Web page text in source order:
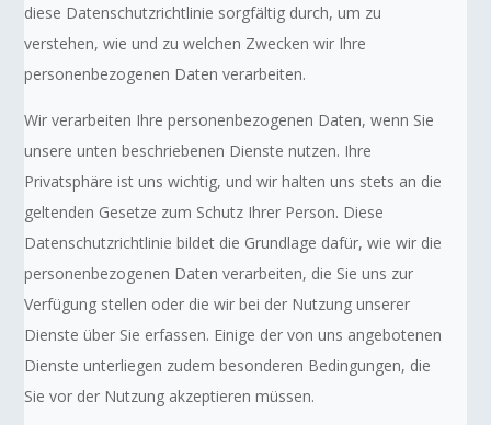
diese Datenschutzrichtlinie sorgfältig durch, um zu
verstehen, wie und zu welchen Zwecken wir Ihre
personenbezogenen Daten verarbeiten.
Wir verarbeiten Ihre personenbezogenen Daten, wenn Sie
unsere unten beschriebenen Dienste nutzen. Ihre
Privatsphäre ist uns wichtig, und wir halten uns stets an die
geltenden Gesetze zum Schutz Ihrer Person. Diese
Datenschutzrichtlinie bildet die Grundlage dafür, wie wir die
personenbezogenen Daten verarbeiten, die Sie uns zur
Verfügung stellen oder die wir bei der Nutzung unserer
Dienste über Sie erfassen. Einige der von uns angebotenen
Dienste unterliegen zudem besonderen Bedingungen, die
Sie vor der Nutzung akzeptieren müssen.